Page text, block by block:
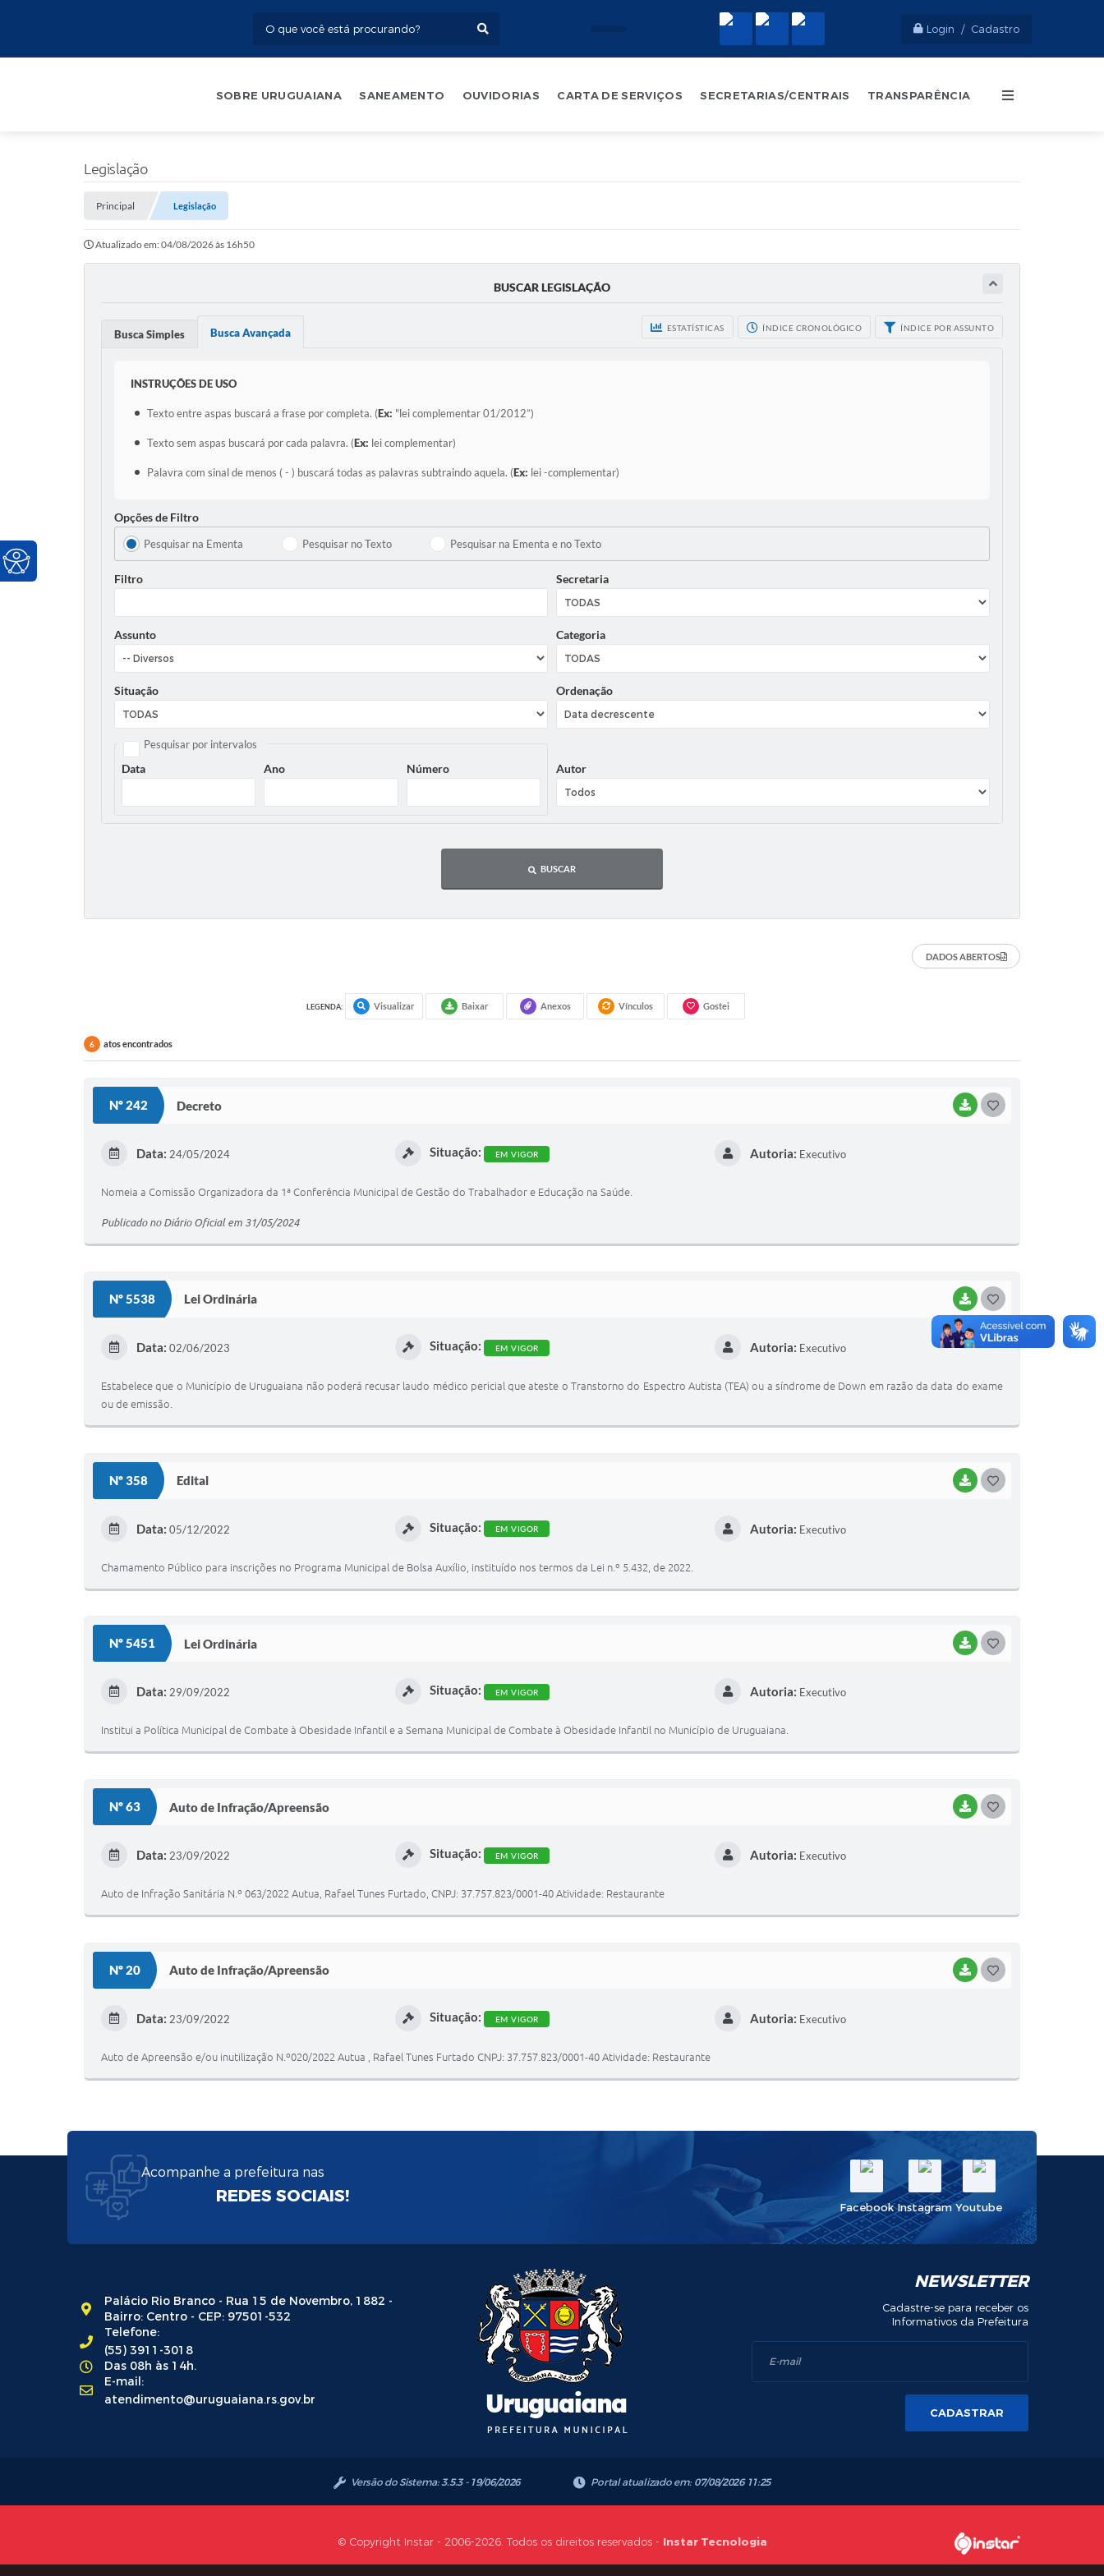
Login / Cadastro
SOBRE URUGUAIANA SANEAMENTO OUVIDORIAS CARTA DE SERVIÇOS SECRETARIAS/CENTRAIS TRANSPARÊNCIA
Legislação
Principal Legislação
Atualizado em: 04/08/2026 às 16h50
BUSCAR LEGISLAÇÃO
ESTATÍSTICAS ÍNDICE CRONOLÓGICO ÍNDICE POR ASSUNTO
Busca Simples Busca Avançada
INSTRUÇÕES DE USO
Texto entre aspas buscará a frase por completa. (Ex: "lei complementar 01/2012”)
Texto sem aspas buscará por cada palavra. (Ex: lei complementar)
Palavra com sinal de menos ( - ) buscará todas as palavras subtraindo aquela. (Ex: lei -complementar)
Opções de Filtro
Pesquisar na Ementa Pesquisar no Texto Pesquisar na Ementa e no Texto
Filtro Secretaria
Assunto Categoria
Situação Ordenação
Pesquisar por intervalos
Data Ano Número Autor
BUSCAR
DADOS ABERTOS
LEGENDA: Visualizar Baixar Anexos Vínculos Gostei
6 atos encontrados
Nº 242 Decreto BAIXAR
Data: 24/05/2024 Situação: EM VIGOR Autoria: Executivo
Nomeia a Comissão Organizadora da 1ª Conferência Municipal de Gestão do Trabalhador e Educação na Saúde.
Publicado no Diário Oficial em 31/05/2024
Nº 5538 Lei Ordinária BAIXAR
O
S
I
Data: 02/06/2023 Situação: EM VIGOR Autoria: Executivo
Estabelece que o Município de Uruguaiana não poderá recusar laudo médico pericial que ateste o Transtorno do Espectro Autista (TEA) ou a síndrome de Down em razão da data do exame
ou de emissão.
Nº 358 Edital BAIXAR
Data: 05/12/2022 Situação: EM VIGOR Autoria: Executivo
Chamamento Público para inscrições no Programa Municipal de Bolsa Auxílio, instituído nos termos da Lei n.º 5.432, de 2022.
Nº 5451 Lei Ordinária BAIXAR
Data: 29/09/2022 Situação: EM VIGOR Autoria: Executivo
Institui a Política Municipal de Combate à Obesidade Infantil e a Semana Municipal de Combate à Obesidade Infantil no Município de Uruguaiana.
Nº 63 Auto de Infração/Apreensão BAIXAR
Data: 23/09/2022 Situação: EM VIGOR Autoria: Executivo
Auto de Infração Sanitária N.º 063/2022 Autua, Rafael Tunes Furtado, CNPJ: 37.757.823/0001-40 Atividade: Restaurante
Nº 20 Auto de Infração/Apreensão BAIXAR
Data: 23/09/2022 Situação: EM VIGOR Autoria: Executivo
Auto de Apreensão e/ou inutilização N.º020/2022 Autua , Rafael Tunes Furtado CNPJ: 37.757.823/0001-40 Atividade: Restaurante
Acompanhe a prefeitura nas
REDES SOCIAIS!
Facebook Instagram Youtube
Palácio Rio Branco - Rua 15 de Novembro, 1882 -
Bairro: Centro - CEP: 97501-532
Telefone:
(55) 3911-3018
Das 08h às 14h.
E-mail:
atendimento@uruguaiana.rs.gov.br
NEWSLETTER
Cadastre-se para receber os
Informativos da Prefeitura
CADASTRAR
Versão do Sistema:3.5.3 - 19/06/2026 Portal atualizado em: 07/08/2026 11:25
© Copyright Instar - 2006-2026. Todos os direitos reservados - Instar Tecnologia